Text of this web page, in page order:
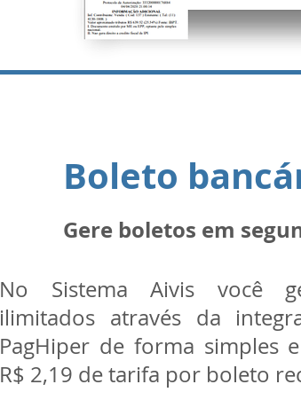
Boleto
Gere boletos em
No Sistema Aivis você
ilimitados através da
PagHiper de forma simples
R$ 2,19 de tarifa por boleto